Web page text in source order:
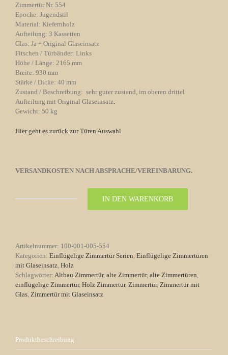
Zimmertür Nr. 554
Epoche: Jugendstil
Material: Kiefernholz
Aufteilung: 3 Kassetten
Glas: Ja + Original Glaseinsatz
Fitschen / Türbänder: Links
Höhe / Länge: 2165 mm
Breite: 930 mm
Stärke / Dicke: 40 mm
Zustand / Beschreibung: sehr guter zustand, im oberen drittel
Aufteilung mit Original Glaseinsatz
Gewicht: 50 kg
Hier geht es zurück zur Türen Auswahl.
VERSANDKOSTEN NACH ABSPRACHE/VEREINBARUNG.
Kassetten
Original
Menge
IN DEN WARENKORB
Artikelnummer: 100-001-005-554
Kategorien: Einflügelige Zimmertür Serien Einflügelige Zimmertüren
mit Glaseinsatz Holz
Schlagwörter: Altbau Zimmertür, alte Zimmertür, alte Zimmertüren
einflügelige Zimmertür, Holz Zimmertür, Zimmertür, Zimmertür mit
Glas Zimmertür mit Glaseinsatz
Produktbeschreibung